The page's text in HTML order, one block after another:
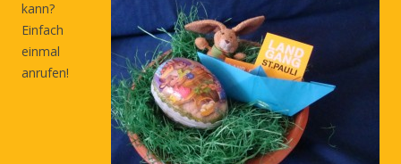
kann?
Einfach
einmal
anrufen!